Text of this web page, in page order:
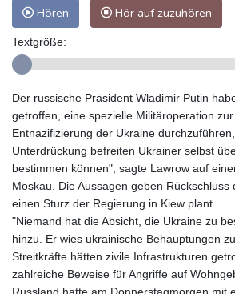
Hören Hör auf zuzuhören
Textgröße:
Der russische Präsident Wladimir Putin
getroffen, eine spezielle Militäroperation
Entnazifizierung der Ukraine
Unterdrückung befreiten Ukrainer selbst
bestimmen können", sagte Lawrow auf
Moskau. Die Aussagen geben Rückschluss
einen Sturz der Regierung in Kiew plant.
"Niemand hat die Absicht, die Ukraine zu
hinzu. Er wies ukrainische Behauptungen
Streitkräfte hätten zivile Infrastrukturen
zahlreiche Beweise für Angriffe auf